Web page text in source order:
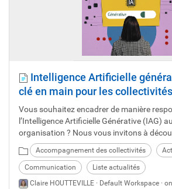
Intelligence Artificielle
clé en main pour les collectivités
Vous souhaitez encadrer de manière
l’Intelligence Artificielle Générative (IAG)
organisation ? Nous vous invitons à
charte IAG, fruit d’un travail collaboratif
représentants de collectivités et
gestion 22 !
Accompagnement des collectivités
Communication
Liste actualités
Claire HOUTTEVILLE · Default Workspace ·